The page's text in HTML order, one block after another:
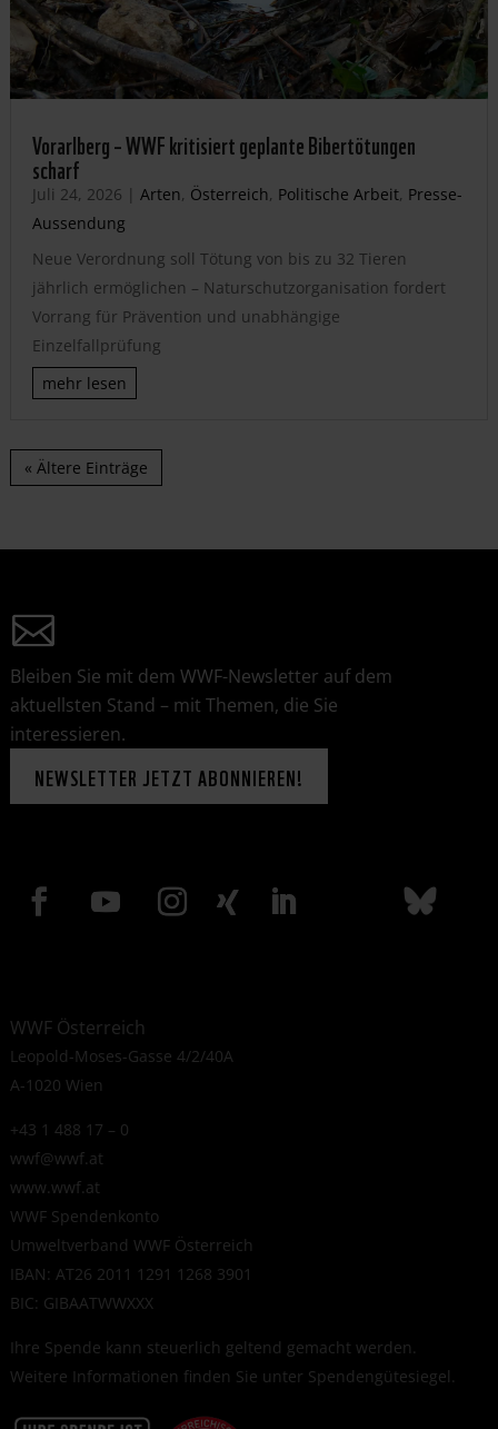
Vorarlberg – WWF kritisiert geplante Bibertötungen
scharf
Juli 24, 2026 | Arten, Österreich, Politische Arbeit, Presse-
Aussendung
Neue Verordnung soll Tötung von bis zu 32 Tieren
jährlich ermöglichen – Naturschutzorganisation fordert
Vorrang für Prävention und unabhängige
Einzelfallprüfung
mehr lesen
« Ältere Einträge
Bleiben Sie mit dem WWF-Newsletter auf dem
aktuellsten Stand – mit Themen, die Sie
interessieren.
NEWSLETTER JETZT ABONNIEREN!
WWF Österreich
Leopold-Moses-Gasse 4/2/40A
A-1020 Wien
+43 1 488 17 – 0
wwf@wwf.at
www.wwf.at
WWF Spendenkonto
Umweltverband WWF Österreich
IBAN: AT26 2011 1291 1268 3901
BIC: GIBAATWWXXX
Ihre Spende kann steuerlich geltend gemacht werden.
Weitere Informationen finden Sie unter Spendengütesiegel